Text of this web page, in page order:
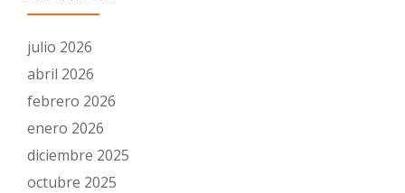
julio 2026
abril 2026
febrero 2026
enero 2026
diciembre 2025
octubre 2025